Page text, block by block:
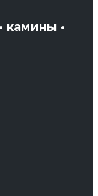
камины •